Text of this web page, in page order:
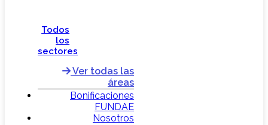
Todos
los
sectores
Ver todas las
áreas
Bonificaciones
FUNDAE
Nosotros